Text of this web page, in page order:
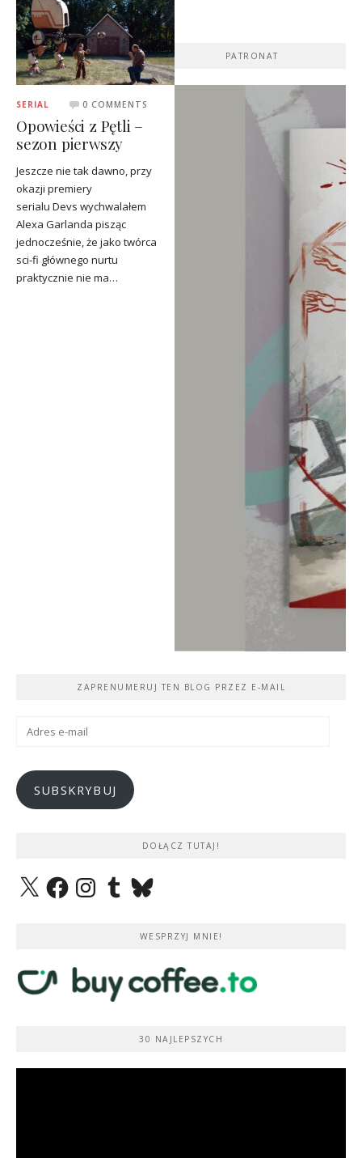
SERIAL 0 COMMENTS
Opowieści z Pętli –
sezon pierwszy
Jeszcze nie tak dawno, przy
okazji premiery
serialu Devs wychwalałem
Alexa Garlanda pisząc
jednocześnie, że jako twórca
sci-fi głównego nurtu
praktycznie nie ma…
PATRONAT
ZAPRENUMERUJ TEN BLOG PRZEZ E-MAIL
Adres
SUBSKRYBUJ
DOŁĄCZ TUTAJ!
X FacebookInstagramTumblrBluesky
WESPRZYJ MNIE!
30 NAJLEPSZYCH